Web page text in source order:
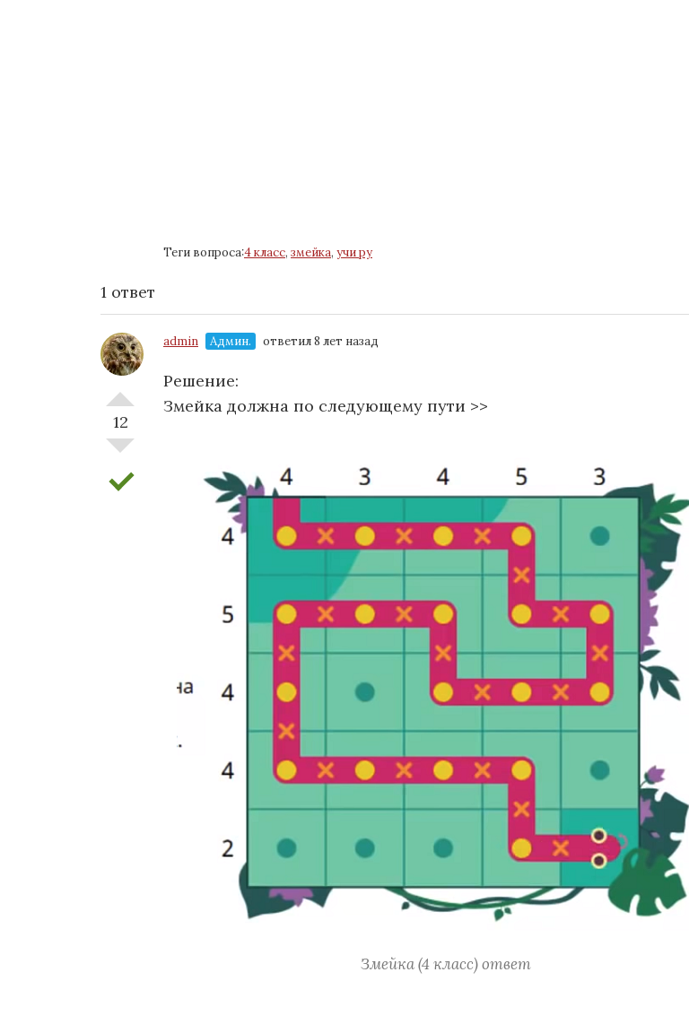
Теги вопроса:4 класс, змейка, учи ру
1 ответ
12
admin Админ. ответил 8 лет назад
Решение:
Змейка должна по следующему пути >>
Змейка (4 класс) ответ